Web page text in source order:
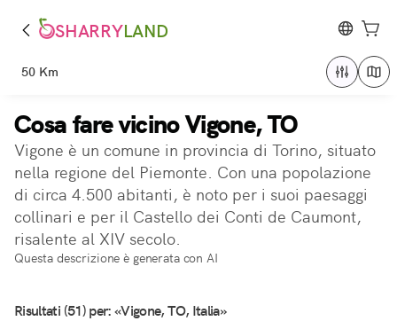
SHARRYLAND
50 Km
Cosa fare vicino Vigone, TO
Vigone è un comune in provincia di Torino, situato
nella regione del Piemonte. Con una popolazione
di circa 4.500 abitanti, è noto per i suoi paesaggi
collinari e per il Castello dei Conti de Caumont,
risalente al XIV secolo.
Questa descrizione è generata con AI
Risultati (51) per: «Vigone, TO, Italia»